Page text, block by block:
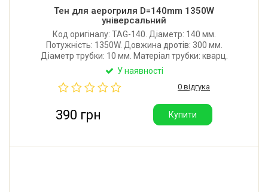
Тен для аерогриля D=140mm 1350W
універсальний
Код оригіналу: TAG-140. Діаметр: 140 мм.
Потужність: 1350W. Довжина дротів: 300 мм.
Діаметр трубки: 10 мм. Матеріал трубки: кварц.
Матеріал спіралі: карбон. Підходить для всіх
діаметром 140 мм. Виробник: Туреччина.
У наявності
0 відгука
390 грн Купити